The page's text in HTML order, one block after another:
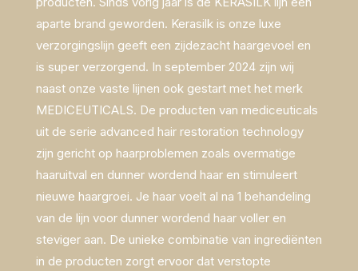
aparte brand geworden. Kerasilk is onze luxe
verzorgingslijn geeft een zijdezacht haargevoel en
is super verzorgend. In september 2024 zijn wij
naast onze vaste lijnen ook gestart met het merk
MEDICEUTICALS. De producten van mediceuticals
uit de serie advanced hair restoration technology
zijn gericht op haarproblemen zoals overmatige
haaruitval en dunner wordend haar en stimuleert
nieuwe haargroei. Je haar voelt al na 1 behandeling
van de lijn voor dunner wordend haar voller en
steviger aan. De unieke combinatie van ingrediënten
in de producten zorgt ervoor dat verstopte